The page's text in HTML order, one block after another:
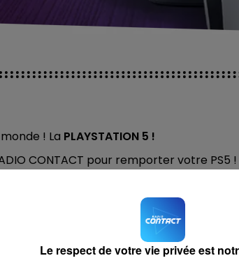
! La PLAYSTATION 5 !
CONTACT pour remporter votre PS5 !
(2x0.75€ + sms).
Le respect de votre vie privée est